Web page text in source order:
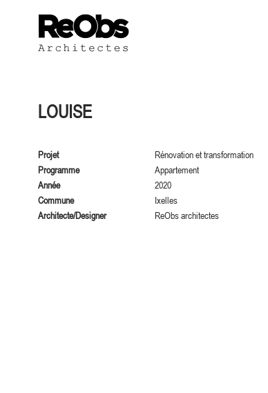
LOUISE
Projet
Rénovation et transformation
Programme
Appartement
Année
2020
Commune
Ixelles
Architecte/Designer
ReObs architectes